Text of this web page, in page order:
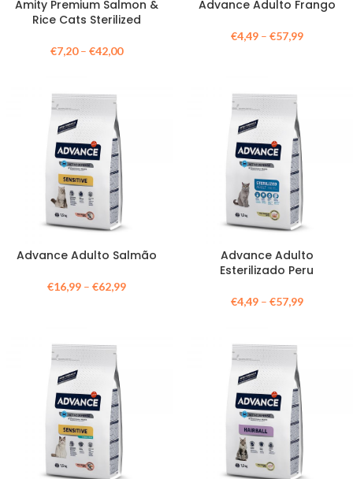
Amity Premium Salmon &
Rice Cats Sterilized
€7,20– €42,00
Advance Adulto Frango
€4,49– €57,99
Advance Adulto Salmão
€16,99– €62,99
Advance Adulto
Esterilizado Peru
€4,49– €57,99